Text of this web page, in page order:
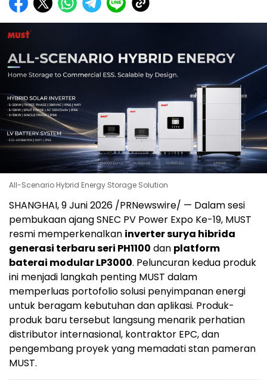
All-Scenario Hybrid Energy Storage Solution
SHANGHAI, 9 Juni 2026 /PRNewswire/ — Dalam sesi
pembukaan ajang SNEC PV Power Expo Ke-19, MUST
resmi memperkenalkan inverter surya hibrida
generasi terbaru seri PH1100 dan platform
baterai modular LP3000. Peluncuran kedua produk
ini menjadi langkah penting MUST dalam
memperluas portofolio solusi penyimpanan energi
untuk beragam kebutuhan dan aplikasi. Produk-
produk baru tersebut langsung menarik perhatian
distributor internasional, kontraktor EPC, dan
pengembang proyek yang memadati stan pameran
MUST.